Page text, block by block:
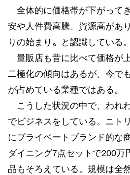
全体的に価格帯が下がって
安や人件費高騰、資源高があ
りの始まり〟と認識している。
量販店も昔に比べて価格が
二極化の傾向はあるが、今で
が占めている業種ではある。
こうした状況の中で、われ
でビジネスをしている。ニト
にプライベートブランド的な
ダイニング7点セットで200万
品もそろえている。規模は全